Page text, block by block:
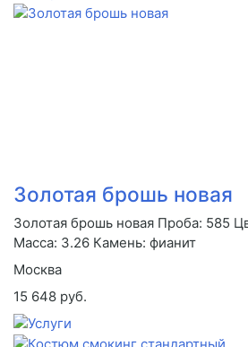
Золотая брошь новая
Золотая брошь новая Проба: 585
Масса: 3.26 Камень: фианит
Москва
15 648 руб.